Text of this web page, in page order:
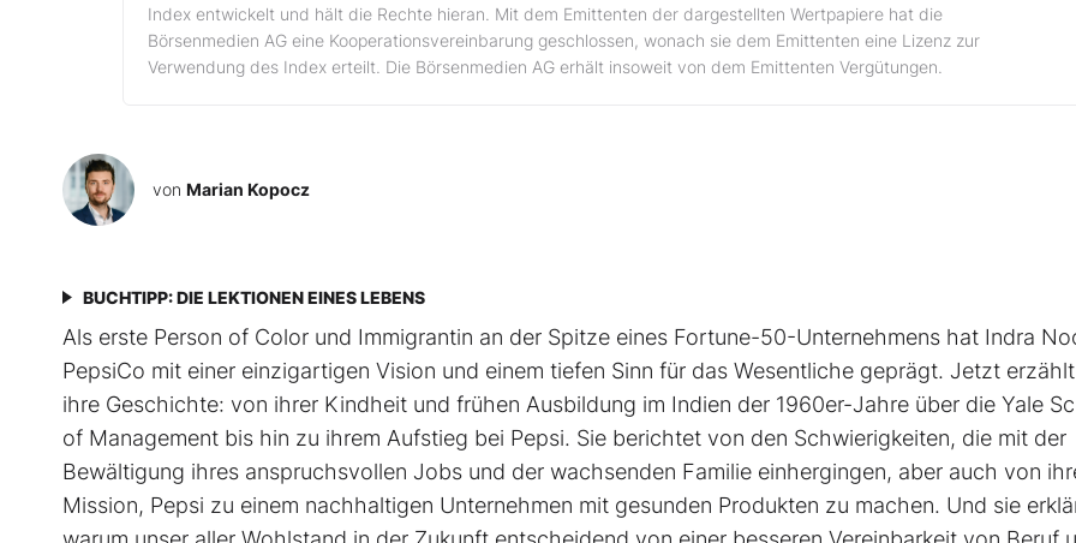
Index entwickelt und hält die Rechte hieran. Mit dem Emittenten der dargestellten Wertpapiere hat die
Börsenmedien AG eine Kooperationsvereinbarung geschlossen, wonach sie dem Emittenten eine Lizenz zur
Verwendung des Index erteilt. Die Börsenmedien AG erhält insoweit von dem Emittenten Vergütungen.
von Marian Kopocz
BUCHTIPP: DIE LEKTIONEN EINES LEBENS
Als erste Person of Color und Immigrantin an der Spitze eines Fortune-50-Unternehmens hat Indra
PepsiCo mit einer einzigartigen Vision und einem tiefen Sinn für das Wesentliche geprägt. Jetzt
ihre Geschichte: von ihrer Kindheit und frühen Ausbildung im Indien der 1960er-Jahre über die Yale
of Management bis hin zu ihrem Aufstieg bei Pepsi. Sie berichtet von den Schwierigkeiten, die mit der
Bewältigung ihres anspruchsvollen Jobs und der wachsenden Familie einhergingen, aber auch von
Mission, Pepsi zu einem nachhaltigen Unternehmen mit gesunden Produkten zu machen. Und sie